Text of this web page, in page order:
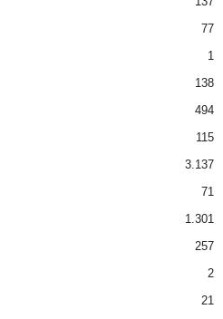
77
1
138
494
115
3.137
71
1.301
257
2
21